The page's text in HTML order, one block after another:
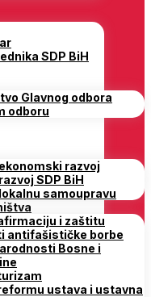
SDP BiH
Glavnog odbora
odboru
razvoj
SDP BiH
samoupravu
i zaštitu
antifašističke borbe
Bosne i
ustava i ustavna